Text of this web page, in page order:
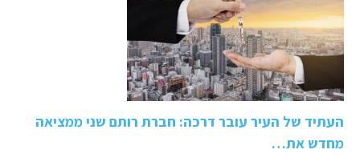
העתיד של העיר עובר דרכה: חברת רותם שני ממציאה
מחדש את…